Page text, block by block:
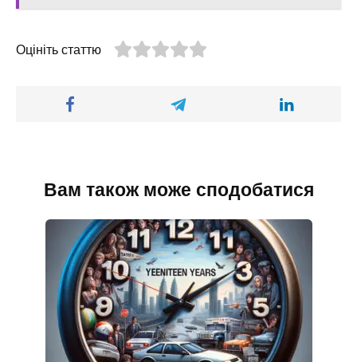
Оцініть статтю
Вам також може сподобатися